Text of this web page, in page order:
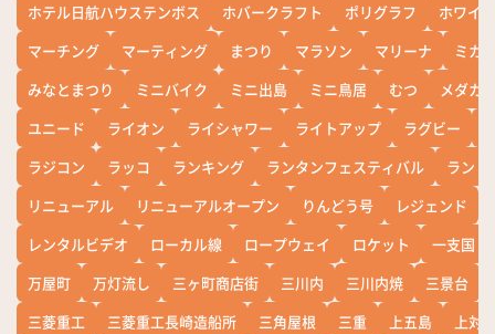
ホテル日航ハウステンボス
ホバークラフト ポリグラフ
ホワイ
マーチング
マーティング まつり マラソン マリーナ
ミカ
みなとまつり
ミニバイク ミニ出島 ミニ鳥居 むつ
メダカ
ユニード
ライオン ライシャワー ライトアップ ラグビー
ラジコン
ラッコ ランキング ランタンフェスティバル
ランド
リニューアル
リニューアルオープン りんどう号 レジェンド
レンタルビデオ
ローカル線 ロープウェイ ロケット
一支国
万屋町
万灯流し 三ヶ町商店街 三川内 三川内焼 三景台
三菱重工
三菱重工長崎造船所 三角屋根 三重 上五島
上対